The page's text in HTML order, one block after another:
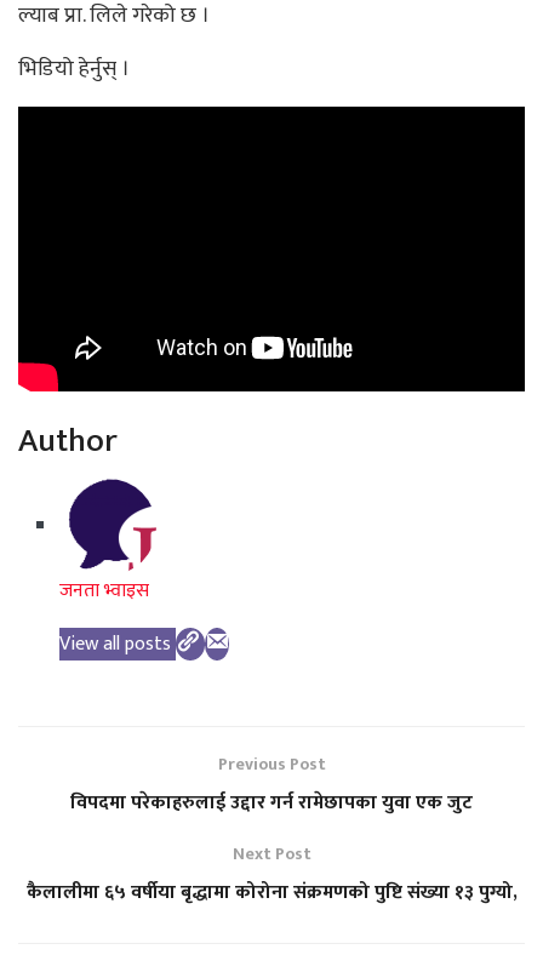
ल्याब प्रा. लिले गरेको छ ।
भिडियो हेर्नुस् ।
Author
जनता भ्वाइस
View all posts
Previous Post
विपदमा परेकाहरुलाई उद्दार गर्न रामेछापका युवा एक जुट
Next Post
कैलालीमा ६५ वर्षीया बृद्धामा कोरोना संक्रमणको पुष्टि संख्या १३ पुग्यो,